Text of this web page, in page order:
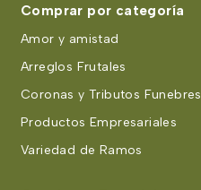
Comprar por categoría
Amor y amistad
Arreglos Frutales
Coronas y Tributos Funebres
Productos Empresariales
Variedad de Ramos